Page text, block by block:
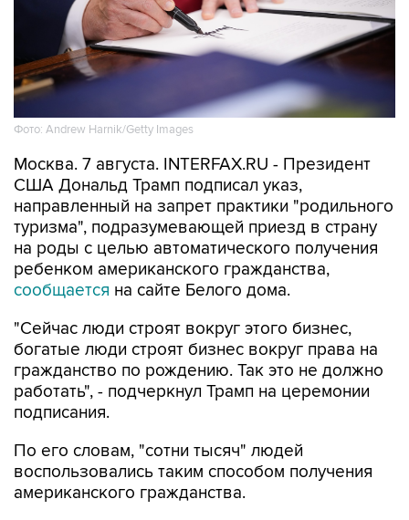
Фото: Andrew Harnik/Getty Images
Москва. 7 августа. INTERFAX.RU - Президент
США Дональд Трамп подписал указ,
направленный на запрет практики "родильного
туризма", подразумевающей приезд в страну
на роды с целью автоматического получения
ребенком американского гражданства,
сообщается на сайте Белого дома.
"Сейчас люди строят вокруг этого бизнес,
богатые люди строят бизнес вокруг права на
гражданство по рождению. Так это не должно
работать", - подчеркнул Трамп на церемонии
подписания.
По его словам, "сотни тысяч" людей
воспользовались таким способом получения
американского гражданства.